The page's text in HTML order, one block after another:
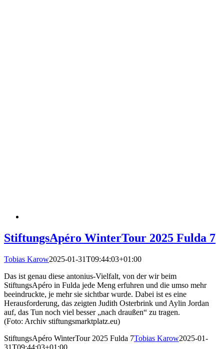
StiftungsApéro WinterTour 2025 Fulda 7
Tobias Karow2025-01-31T09:44:03+01:00
Das ist genau diese antonius-Vielfalt, von der wir beim
StiftungsApéro in Fulda jede Meng erfuhren und die umso mehr
beeindruckte, je mehr sie sichtbar wurde. Dabei ist es eine
Herausforderung, das zeigten Judith Osterbrink und Aylin Jordan
auf, das Tun noch viel besser „nach draußen“ zu tragen.
(Foto: Archiv stiftungsmarktplatz.eu)
StiftungsApéro WinterTour 2025 Fulda 7Tobias Karow2025-01-
31T09:44:03+01:00